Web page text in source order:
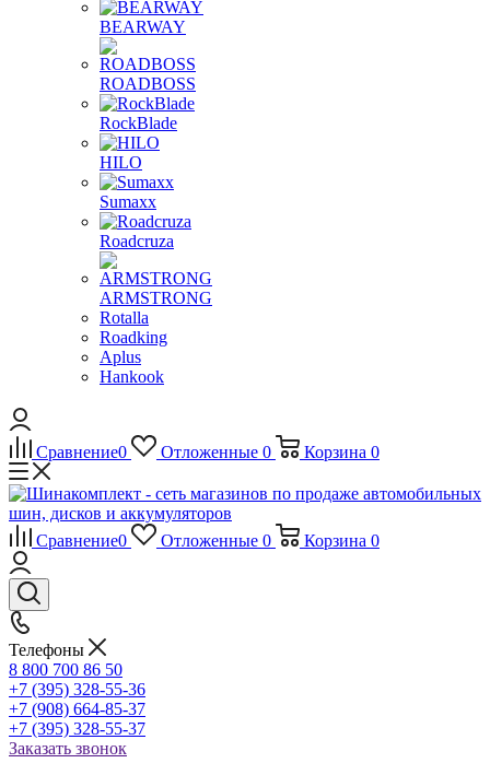
BEARWAY
ROADBOSS
RockBlade
HILO
Sumaxx
Roadcruza
ARMSTRONG
Rotalla
Roadking
Aplus
Hankook
Сравнение0 Отложенные 0 Корзина 0
Сравнение0 Отложенные 0 Корзина 0
Телефоны
8 800 700 86 50
+7 (395) 328-55-36
+7 (908) 664-85-37
+7 (395) 328-55-37
Заказать звонок